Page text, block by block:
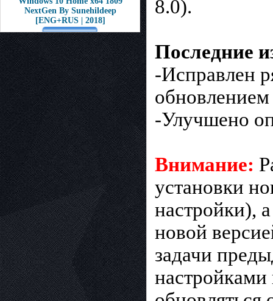
NextGen By Sunehildeep
[ENG+RUS | 2018]
8.0).
Последние
-Исправлен
-Улучшено
Внимание:
установки
настройки),
новой
задачи